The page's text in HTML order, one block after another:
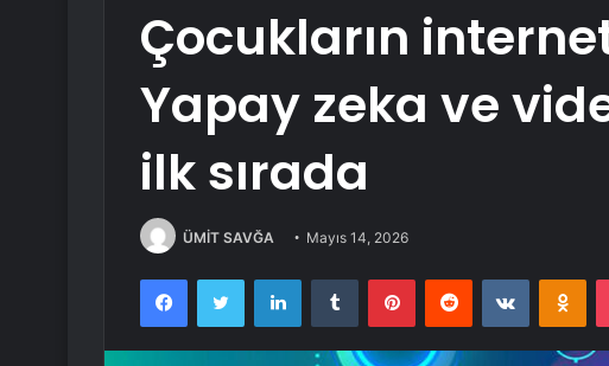
Çocukların
Yapay zeka ve
ilk sırada
ÜMİT SAVĞA Mayıs 14, 2026
FacebookTwitter LinkedInTumblr PinterestReddit VKontakte